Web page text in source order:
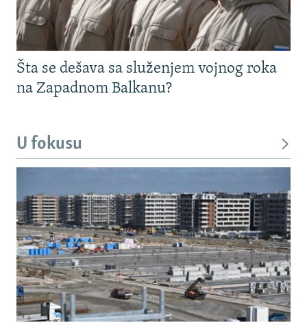
Šta se dešava sa služenjem vojnog roka
na Zapadnom Balkanu?
U fokusu